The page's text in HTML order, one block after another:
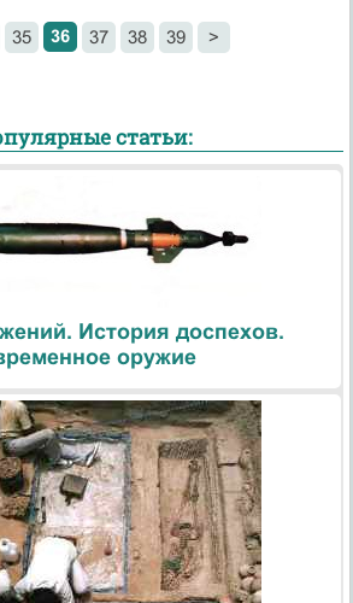
35 36 37 38 39 >
статьи:
История доспехов.
оружие